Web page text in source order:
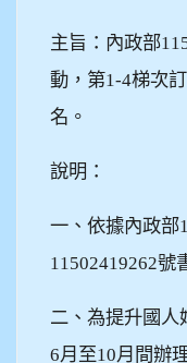
主旨：內政部
動，第1-4梯次
名。
說明：
一、依據內政部
11502419262號
二、為提升國人
6月至10月間辦